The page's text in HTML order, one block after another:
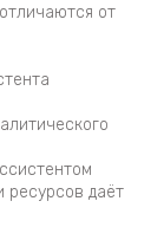
от
ресурсов даёт